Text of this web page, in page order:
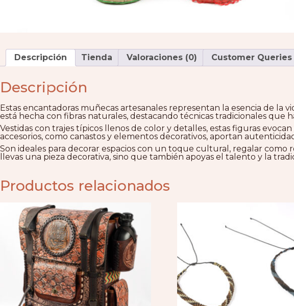
Descripción Tienda Valoraciones (0) Customer Queries
Descripción
Estas encantadoras muñecas artesanales representan la esencia de la
está hecha con fibras naturales, destacando técnicas tradicionales que
Vestidas con trajes típicos llenos de color y detalles, estas figuras
accesorios, como canastos y elementos decorativos, aportan
Son ideales para decorar espacios con un toque cultural, regalar
llevas una pieza decorativa, sino que también apoyas el talento y la
Productos relacionados